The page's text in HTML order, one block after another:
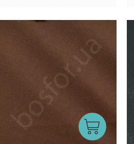
Ширина рулона: 154 (153) см